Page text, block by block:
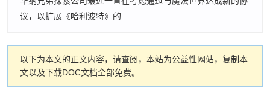
议，以扩展《哈利波特》的
以下为本文的正文内容，请查阅，本站为公益性网站，复制本
文以及下载DOC文档全部免费。